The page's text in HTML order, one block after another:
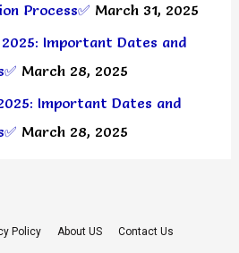
Process✅ March 31, 2025
Important Dates and
March 28, 2025
Important Dates and
March 28, 2025
Policy About US Contact Us